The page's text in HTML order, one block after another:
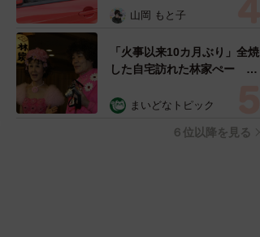
憩まで分刻み… 「大学生で
山岡 もと子
「火事以来10カ月ぶり」全焼
した自宅訪れた林家ぺー 内
ン状態の部屋に呆然
まいどなトピック
６位以降を見る